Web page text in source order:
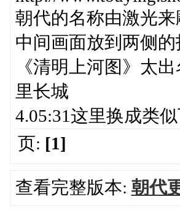
朝代的名称由激光
中间画面放到两
《清明上河图》太
里长城
4.05:31这里换成类
页: [1]
查看完整版本: 朝代